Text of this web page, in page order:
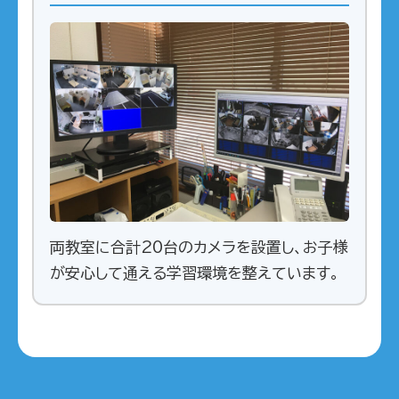
両教室に合計20台のカメラを設置し、お子様
が安心して通える学習環境を整えています。